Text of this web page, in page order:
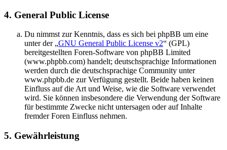
4. General Public License
Du nimmst zur Kenntnis, dass es sich bei phpBB um eine
unter der „GNU General Public License v2“ (GPL)
bereitgestellten Foren-Software von phpBB Limited
(www.phpbb.com) handelt; deutschsprachige Informationen
werden durch die deutschsprachige Community unter
www.phpbb.de zur Verfügung gestellt. Beide haben keinen
Einfluss auf die Art und Weise, wie die Software verwendet
wird. Sie können insbesondere die Verwendung der Software
für bestimmte Zwecke nicht untersagen oder auf Inhalte
fremder Foren Einfluss nehmen.
5. Gewährleistung